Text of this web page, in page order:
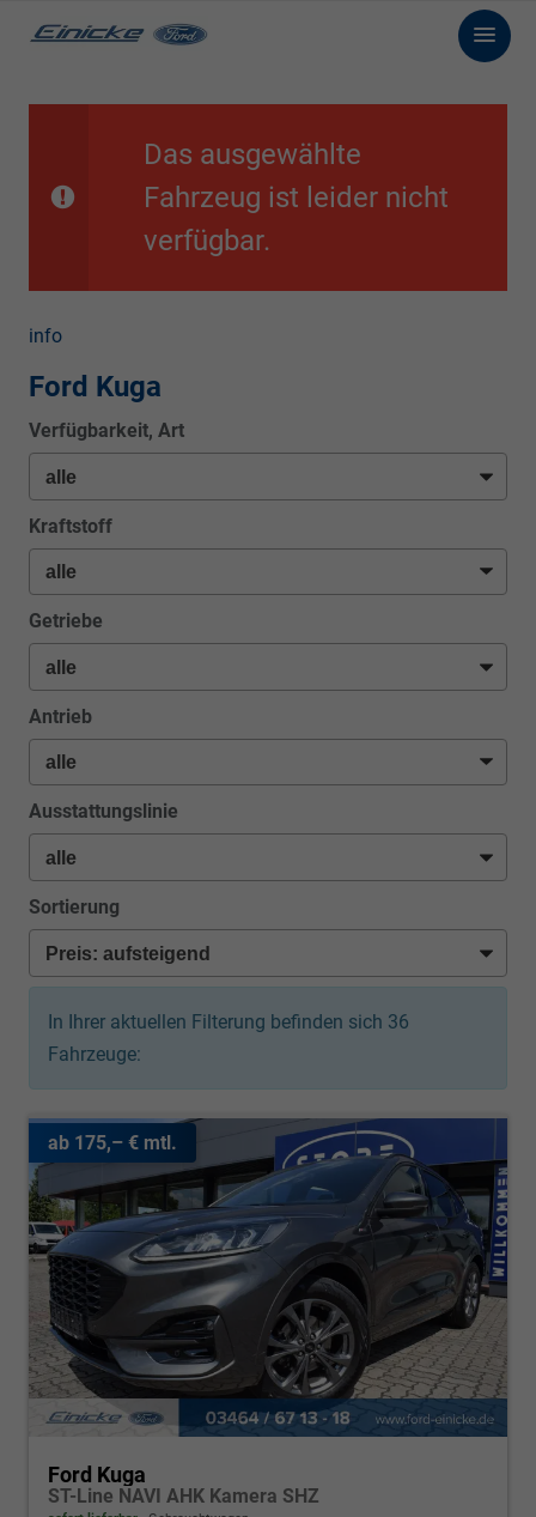
Das ausgewählte
Fahrzeug ist leider nicht
verfügbar.
info
Ford Kuga
Verfügbarkeit, Art
Kraftstoff
Getriebe
Antrieb
Ausstattungslinie
Sortierung
In Ihrer aktuellen Filterung befinden sich 36
Fahrzeuge:
ab 175,– € mtl.
Ford Kuga
ST-Line NAVI AHK Kamera SHZ